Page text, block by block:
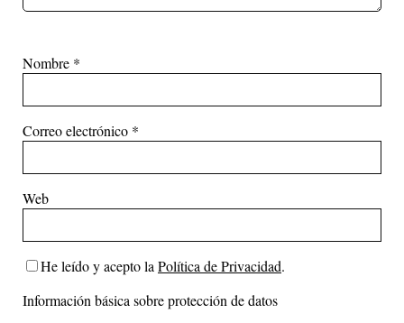
Nombre *
Correo electrónico *
Web
He leído y acepto la Política de Privacidad.
Información básica sobre protección de datos